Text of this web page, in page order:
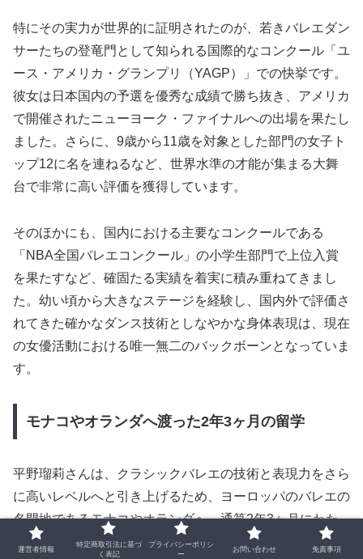
特にその実力が世界的に証明されたのが、若きバレエダン
サーたちの登竜門として知られる国際的なコンクール「ユ
ース・アメリカ・グランプリ（YAGP）」での快挙です。
彼女は日本国内の予選を優秀な成績で勝ち抜き、アメリカ
で開催されたニューヨーク・ファイナルへの出場を果たし
ました。さらに、9歳から11歳を対象とした部門の女子ト
ップ12に名を連ねるなど、世界水準の才能が集まる大舞
台で非常に高い評価を獲得しています。
そのほかにも、国内における主要なコンクールである
「NBA全国バレエコンクール」の小学生部門で上位入賞
を果たすなど、確固たる実績を着実に積み重ねてきまし
た。幼い頃から大きなステージを経験し、国内外で評価さ
れてきた確かなダンス技術としなやかな身体表現は、現在
の女優活動における唯一無二のバックボーンとなっていま
す。
モナコやオランダへ渡った2年3ヶ月の留学
平野瑠莉さんは、クラシックバレエの技術と表現力をさら
に高いレベルへと引き上げるため、ヨーロッパのバレエの
名門地であるモナコやオランダへ、通算2年3ヶ月にわた
り留学をしていました。世界のトップダンサーたちが憧れ
運営者情報
特定商取引法に基づ
く表記
プライバシーポリシ
ー
お問い合わせ 免責事項